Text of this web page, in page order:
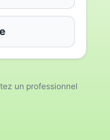
un professionnel